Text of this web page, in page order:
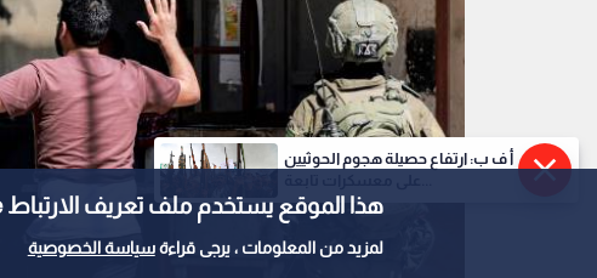
هذا الموقع يستخدم ملف تعريف الارتباط Cookie
لمزيد من المعلومات ، يرجى قراءةسياسة الخصوصية
أ ف ب: ارتفاع حصيلة هجوم الحوثيين